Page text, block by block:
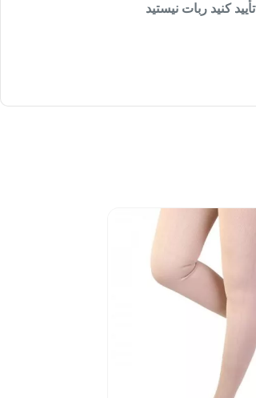
تأیید کنید ربات نیستید